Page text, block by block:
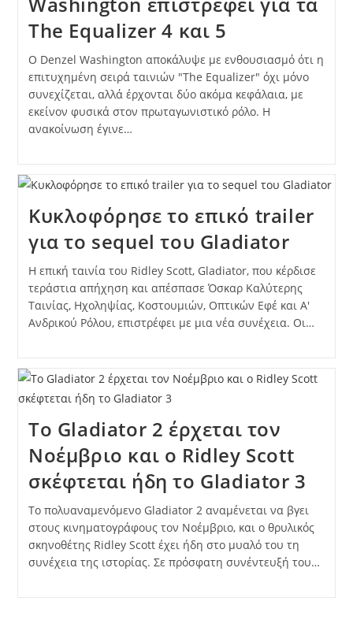
The Equalizer 4 και 5
Ο Denzel Washington αποκάλυψε με ενθουσιασμό ότι η
επιτυχημένη σειρά ταινιών "The Equalizer" όχι μόνο
συνεχίζεται, αλλά έρχονται δύο ακόμα κεφάλαια, με
εκείνον φυσικά στον πρωταγωνιστικό ρόλο. Η
ανακοίνωση έγινε…
Κυκλοφόρησε τo επικό trailer
για το sequel του Gladiator
Η επική ταινία του Ridley Scott, Gladiator, που κέρδισε
τεράστια απήχηση και απέσπασε Όσκαρ Καλύτερης
Ταινίας, Ηχοληψίας, Κοστουμιών, Οπτικών Εφέ και Α'
Ανδρικού Ρόλου, επιστρέφει με μια νέα συνέχεια. Οι…
Το Gladiator 2 έρχεται τον
Νοέμβριο και ο Ridley Scott
σκέφτεται ήδη το Gladiator 3
Το πολυαναμενόμενο Gladiator 2 αναμένεται να βγει
στους κινηματογράφους τον Νοέμβριο, και ο θρυλικός
σκηνοθέτης Ridley Scott έχει ήδη στο μυαλό του τη
συνέχεια της ιστορίας. Σε πρόσφατη συνέντευξή του…